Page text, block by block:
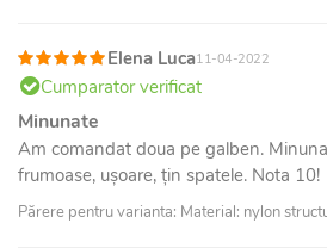
Elena Luca11-04-2022
Cumparator verificat
Minunate
Am comandat doua pe galben.
frumoase, ușoare, țin spatele. Nota 10!
Părere pentru varianta: Material: nylon